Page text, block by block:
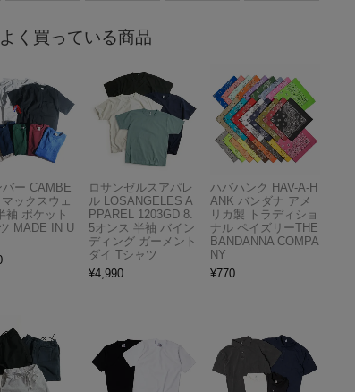
く買っている商品
バー CAMBE
ックスウェ
袖 ポケット
MADE IN U
ロサンゼルスアパレ
ル LOSANGELES A
PPAREL 1203GD 8.
5オンス 半袖 バイン
ディング ガーメント
ダイ Tシャツ
¥4,990
ハバハンク HAV-A-H
ANK バンダナ アメ
リカ製 トラディショ
ナル ペイズリーTHE
BANDANNA COMPA
NY
¥770